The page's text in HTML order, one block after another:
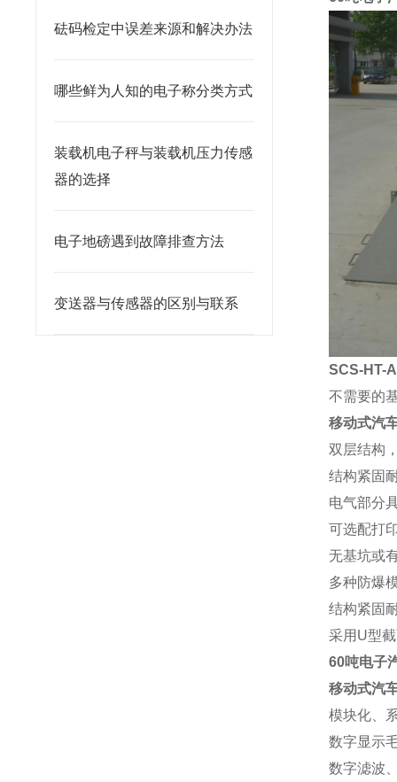
砝码检定中误差来源和解决办法
哪些鲜为人知的电子称分类方式
装载机电子秤与装载机压力传感
器的选择
电子地磅遇到故障排查方法
变送器与传感器的区别与联系
SCS-HT-
不需要的
移动式汽
双层结构
结构紧固
电气部分
可选配打
无基坑或
多种防爆
结构紧固
采用 U型
60吨电子
移动式汽
模块化、
数字显示
数字滤波